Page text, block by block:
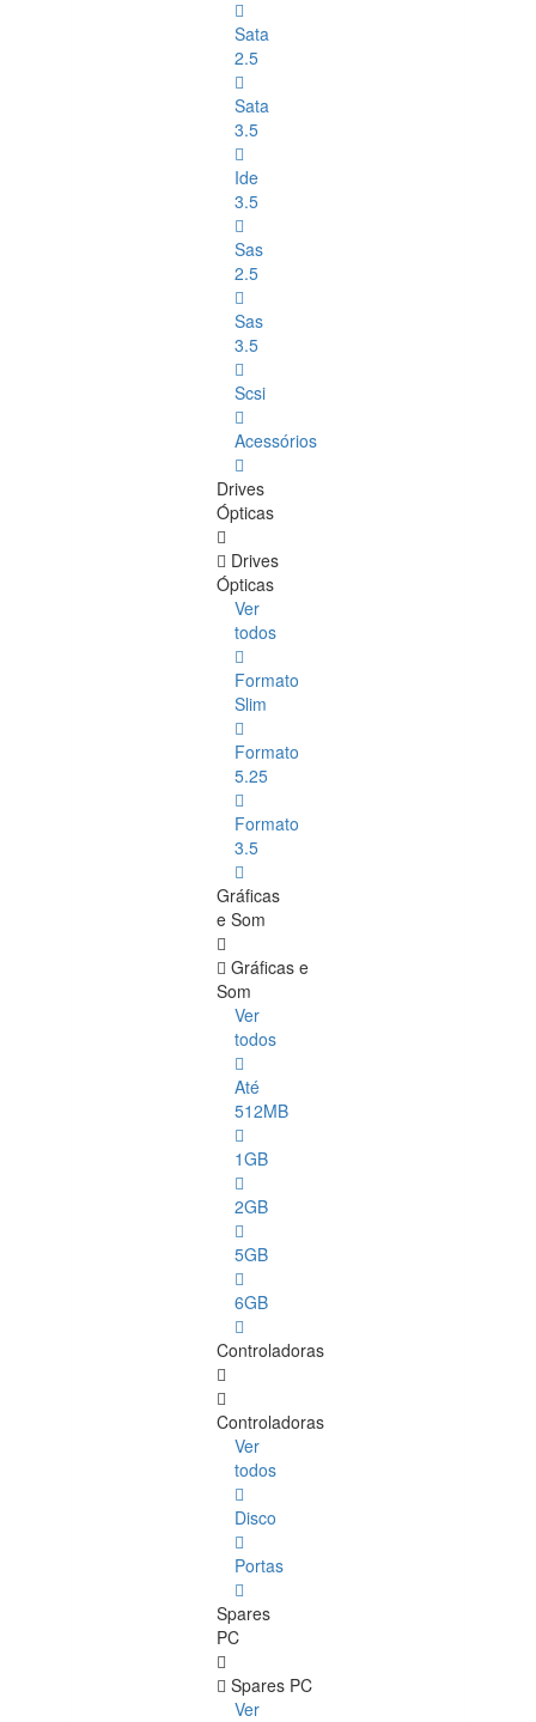
Sata
2.5
Sata
3.5
Ide
3.5
Sas
2.5
Sas
3.5
Scsi
Acessórios
Drives
Ópticas
Drives
Ópticas
Ver
todos
Formato
Slim
Formato
5.25
Formato
3.5
Gráficas
e Som
Gráficas e
Som
Ver
todos
Até
512MB
1GB
2GB
5GB
6GB
Controladoras
Controladoras
Ver
todos
Disco
Portas
Spares
PC
Spares PC
Ver